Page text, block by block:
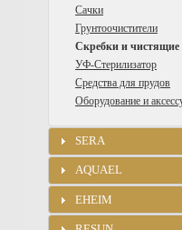
Сачки
Грунтоочистители
Скребки и чистящие
УФ-Стерилизатор
Средства для прудов
Оборудование и
SERA
AQUAEL
EHEIM